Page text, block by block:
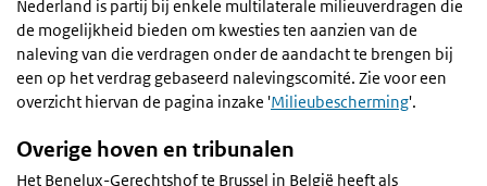
Nederland is partij bij enkele multilaterale milieuverdragen die
de mogelijkheid bieden om kwesties ten aanzien van de
naleving van die verdragen onder de aandacht te brengen bij
een op het verdrag gebaseerd nalevingscomité. Zie voor een
overzicht hiervan de pagina inzake 'Milieubescherming'.
Overige hoven en tribunalen
Het Benelux-Gerechtshof te Brussel in België heeft als